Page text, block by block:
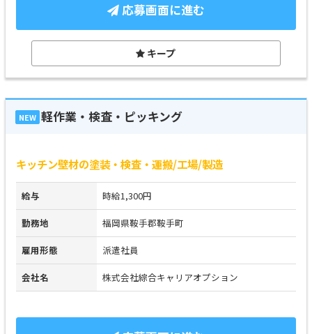
応募画面に進む
キープ
NEW 軽作業・検査・ピッキング
キッチン壁材の塗装・検査・運搬/工場/製造
給与 時給1,300円
勤務地 福岡県鞍手郡鞍手町
雇用形態 派遣社員
会社名 株式会社綜合キャリアオプション